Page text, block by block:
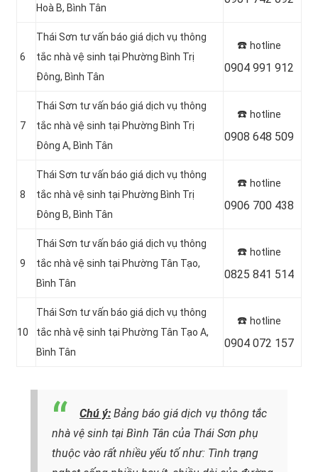
Hoà B, Bình Tân
6
Thái Sơn tư vấn báo giá dịch vụ thông
tắc nhà vệ sinh tại Phường Bình Trị
Đông, Bình Tân
☎️ hotline
0904 991 912
7
Thái Sơn tư vấn báo giá dịch vụ thông
tắc nhà vệ sinh tại Phường Bình Trị
Đông A, Bình Tân
☎️ hotline
0908 648 509
8
Thái Sơn tư vấn báo giá dịch vụ thông
tắc nhà vệ sinh tại Phường Bình Trị
Đông B, Bình Tân
☎️ hotline
0906 700 438
9
Thái Sơn tư vấn báo giá dịch vụ thông
tắc nhà vệ sinh tại Phường Tân Tạo,
Bình Tân
☎️ hotline
0825 841 514
10
Thái Sơn tư vấn báo giá dịch vụ thông
tắc nhà vệ sinh tại Phường Tân Tạo A,
Bình Tân
☎️ hotline
0904 072 157
Chú ý: Bảng báo giá dịch vụ thông tắc
nhà vệ sinh tại Bình Tân của Thái Sơn phụ
thuộc vào rất nhiều yếu tố như: Tình trạng